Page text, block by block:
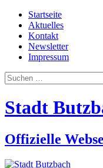
Startseite
Aktuelles
Kontakt
Newsletter
Impressum
Suchen
nach:
Stadt
Offizielle